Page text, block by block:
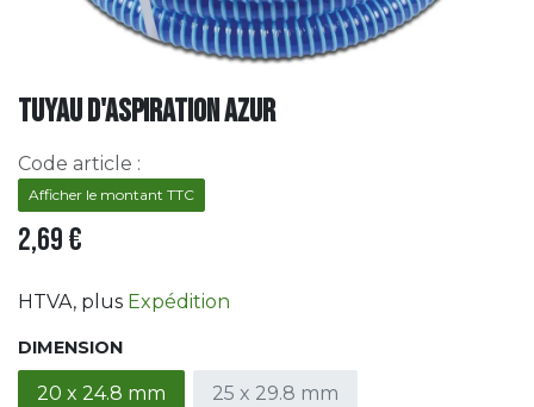
Tuyau d'aspiration Azur
Code article :
Afficher le montant TTC
2,69€
HTVA, plus Expédition
DIMENSION
20 x 24.8 mm 25 x 29.8 mm